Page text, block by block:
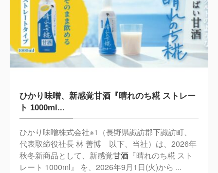
ひかり味噌、新感覚甘酒『晴れのち糀 ストレー
ト 1000ml...
ひかり味噌株式会社※1（長野県諏訪郡下諏訪町、
代表取締役社長 林 善博 以下、当社）は、2026年
秋冬新商品として、新感覚甘酒 『晴れのち糀 スト
レート 1000ml』 を、2026年9月1日(火)から ...